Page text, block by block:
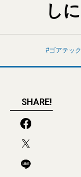
し
ゴアテッ
SHARE!